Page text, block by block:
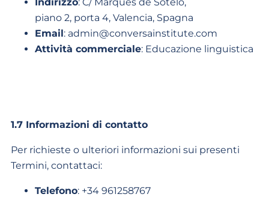
piano 2, porta 4, Valencia, Spagna
Email: admin@conversainstitute.com
Attività commerciale: Educazione linguistica
1.7 Informazioni di contatto
Per richieste o ulteriori informazioni sui presenti
Termini, contattaci:
Telefono: +34 961258767